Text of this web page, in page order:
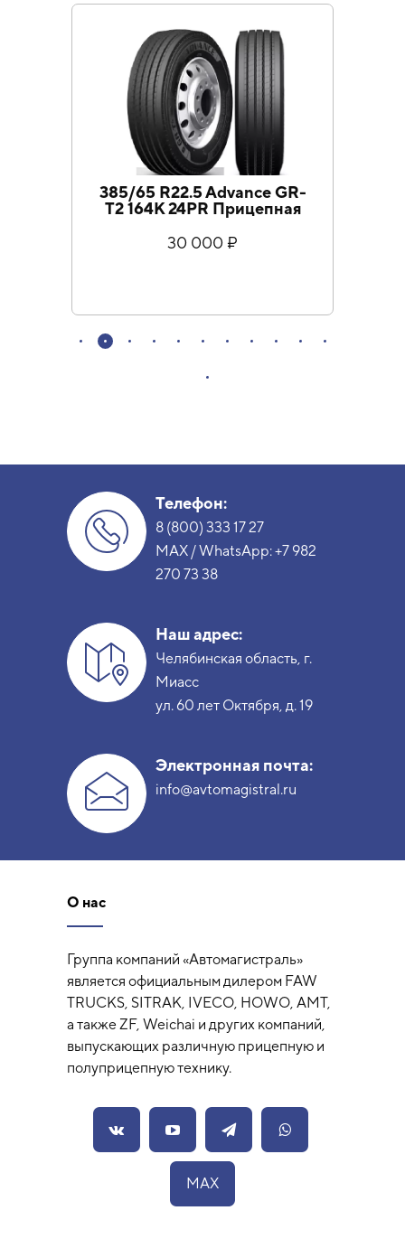
385/65 R22.5 Advance GR-
T2 164K 24PR Прицепная
30 000 ₽
Телефон:
8 (800) 333 17 27
MAX / WhatsApp:+7 982
270 73 38
Наш адрес:
Челябинская область, г.
Миасс
ул. 60 лет Октября, д. 19
Электронная почта:
info@avtomagistral.ru
О нас
Группа компаний «Автомагистраль»
является официальным дилером FAW
TRUCKS, SITRAK, IVECO, HOWO, AMT,
а также ZF, Weichai и других компаний,
выпускающих различную прицепную и
полуприцепную технику.
MAX